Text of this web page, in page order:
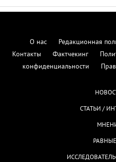
О нас Редакционная
Контакты
Фактчекинг
конфиденциальности
СТАТЬИ /